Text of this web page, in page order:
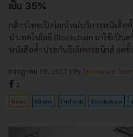
เป็น 35%
กสิกรไทยเปิดโลกใหม่บริการหนังสื
นำเทคโนโลยี Blockchain มาใช้เป็น
หนังสือค้ำประกันอิเล็กทรอนิกส์ ลดขั้
กรกฎาคม 19, 2017 | By Techsauce
2
News KBank FinTech Blockchain